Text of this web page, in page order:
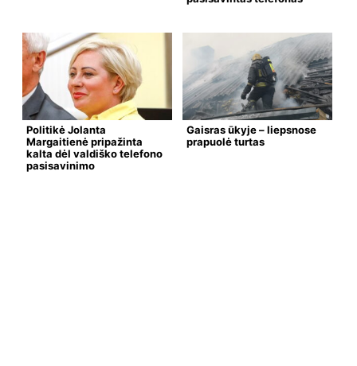
Politikė Jolanta
Margaitienė pripažinta
kalta dėl valdiško telefono
pasisavinimo
Gaisras ūkyje – liepsnose
prapuolė turtas